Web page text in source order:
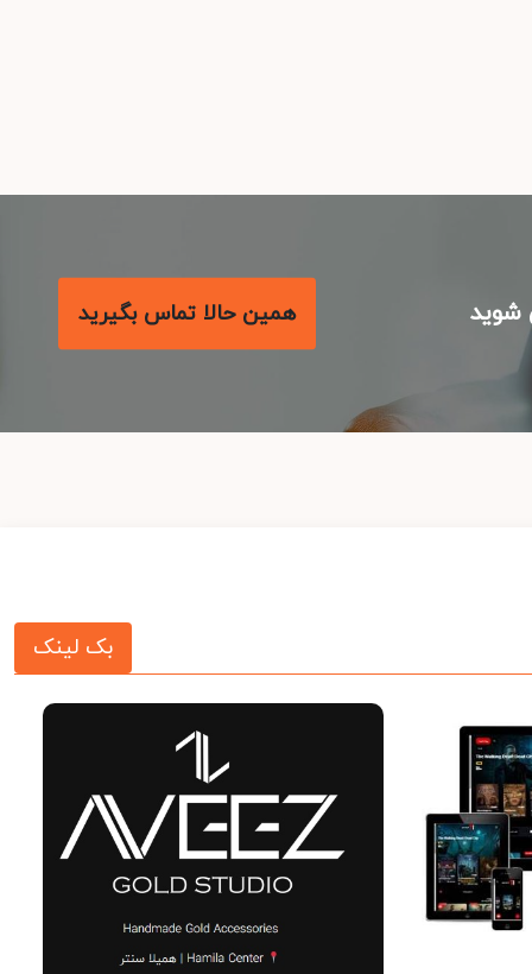
همین حالا تماس بگیرید
بک لینک